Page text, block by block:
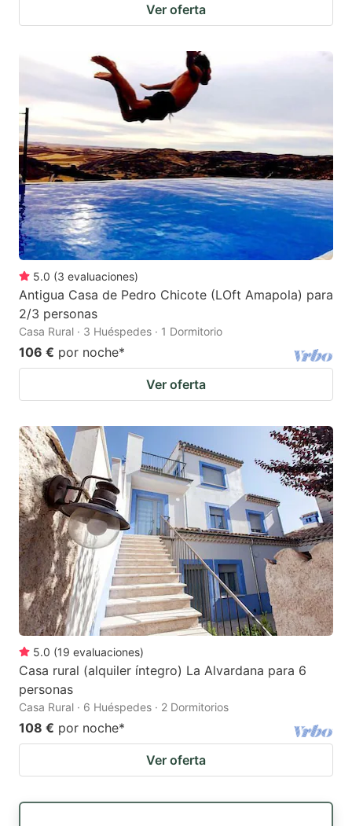
Ver oferta
5.0 (3 evaluaciones)
Antigua Casa de Pedro Chicote (LOft Amapola) para
2/3 personas
Casa Rural · 3 Huéspedes · 1 Dormitorio
106 € por noche*
Ver oferta
5.0 (19 evaluaciones)
Casa rural (alquiler íntegro) La Alvardana para 6
personas
Casa Rural · 6 Huéspedes · 2 Dormitorios
108 € por noche*
Ver oferta